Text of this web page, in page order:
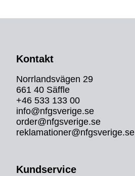
Kontakt
Norrlandsvägen 29
661 40 Säffle
+46 533 133 00
info@nfgsverige.se
order@nfgsverige.se
reklamationer@nfgsverige.se
Kundservice